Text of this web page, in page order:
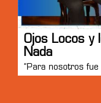
Ojos Locos y
Nada
“Para nosotros fue